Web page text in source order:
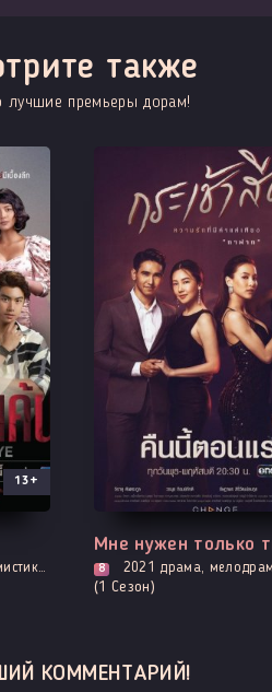
также
лучшие премьеры дорам!
13+
триллер
Все серии
Мне нужен только
8 2021 драма, мелодрама, адаптация
(1 Сезон)
КОММЕНТАРИЙ!